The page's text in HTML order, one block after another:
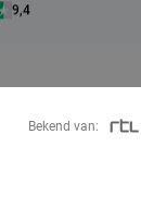
Bekend van: